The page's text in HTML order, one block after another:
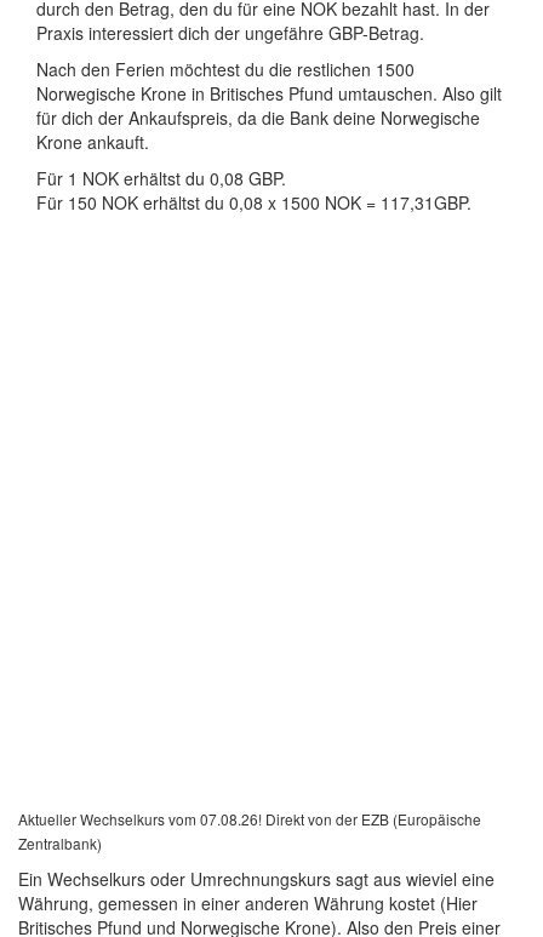
durch den Betrag, den du für eine NOK bezahlt hast. In der
Praxis interessiert dich der ungefähre GBP-Betrag.
Nach den Ferien möchtest du die restlichen 1500
Norwegische Krone in Britisches Pfund umtauschen. Also gilt
für dich der Ankaufspreis, da die Bank deine Norwegische
Krone ankauft.
Für 1 NOK erhältst du 0,08 GBP.
Für 150 NOK erhältst du 0,08 x 1500 NOK = 117,31GBP.
Aktueller Wechselkurs vom 07.08.26! Direkt von der EZB (Europäische
Zentralbank)
Ein Wechselkurs oder Umrechnungskurs sagt aus wieviel eine
Währung, gemessen in einer anderen Währung kostet (Hier
Britisches Pfund und Norwegische Krone). Also den Preis einer